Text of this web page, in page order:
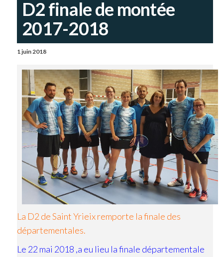
D2 finale de montée
2017-2018
1 juin 2018
La D2 de Saint Yrieix remporte la finale des
départementales.
Le 22 mai 2018 ,a eu lieu la finale départementale